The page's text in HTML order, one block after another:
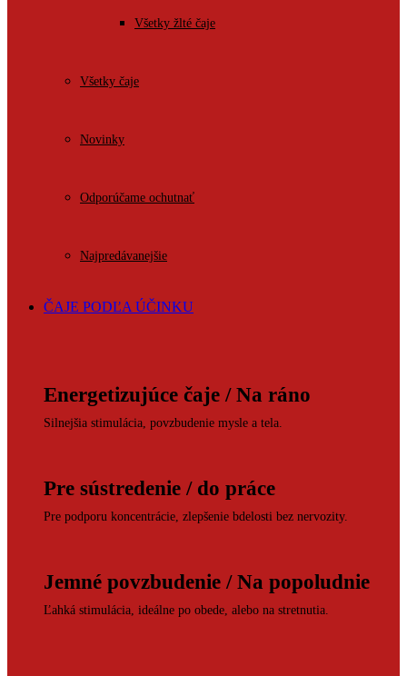
Všetky žlté čaje
Všetky čaje
Novinky
Odporúčame ochutnať
Najpredávanejšie
ČAJE PODĽA ÚČINKU
Energetizujúce čaje / Na ráno
Silnejšia stimulácia, povzbudenie mysle a tela.
Pre sústredenie / do práce
Pre podporu koncentrácie, zlepšenie bdelosti bez nervozity.
Jemné povzbudenie / Na popoludnie
Ľahká stimulácia, ideálne po obede, alebo na stretnutia.